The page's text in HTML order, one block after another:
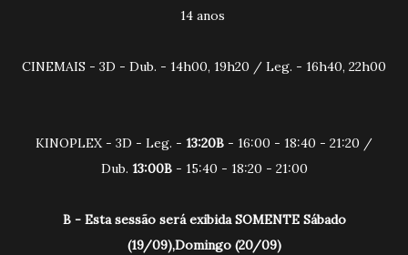
14 anos
CINEMAIS - 3D - Dub. - 14h00, 19h20 / Leg. - 16h40, 22h00
KINOPLEX - 3D - Leg. - 13:20B - 16:00 - 18:40 - 21:20 /
Dub. 13:00B- 15:40 - 18:20 - 21:00
B - Esta sessão será exibida SOMENTE Sábado
(19/09),Domingo (20/09)